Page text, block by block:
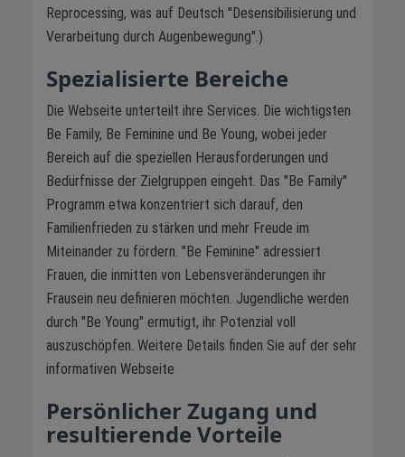
Reprocessing, was auf Deutsch "Desensibilisierung und
Verarbeitung durch Augenbewegung".)
Spezialisierte Bereiche
Die Webseite unterteilt ihre Services. Die wichtigsten
Be Family, Be Feminine und Be Young, wobei jeder
Bereich auf die speziellen Herausforderungen und
Bedürfnisse der Zielgruppen eingeht. Das "Be Family"
Programm etwa konzentriert sich darauf, den
Familienfrieden zu stärken und mehr Freude im
Miteinander zu fördern. "Be Feminine" adressiert
Frauen, die inmitten von Lebensveränderungen ihr
Frausein neu definieren möchten. Jugendliche werden
durch "Be Young" ermutigt, ihr Potenzial voll
auszuschöpfen. Weitere Details finden Sie auf der sehr
informativen Webseite
Persönlicher Zugang und
resultierende Vorteile